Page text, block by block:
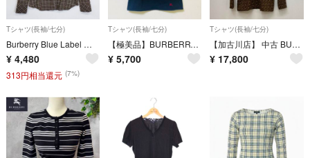
Tシャツ(長袖/七分)
Burberry Blue Label バーバリーブルーレーベル 長袖 BD ボタンダウン ノバチェック シャツ チェック ロゴ 刺繍 古着 VINTAGE ブラウン 38 G698
¥ 4,480
313円相当還元 (7%)
Tシャツ(長袖/七分)
【極美品】BURBERRY LONDON ノバチェック 七分袖 カットソー 刺繍
¥ 5,700
Tシャツ(長袖/七分)
【加古川店】 中古 BURBERRY | バーバリー 長袖Ｔシャツ TBロゴ 8025233 【112】
¥ 17,800